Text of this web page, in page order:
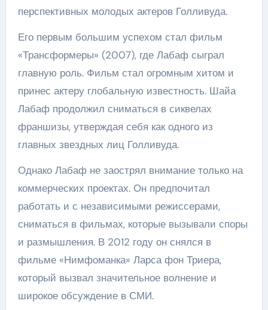
перспективных молодых актеров Голливуда.
Его первым большим успехом стал фильм
«Трансформеры» (2007), где Лабаф сыграл
главную роль. Фильм стал огромным хитом и
принес актеру глобальную известность. Шайа
Лабаф продолжил сниматься в сиквелах
франшизы, утверждая себя как одного из
главных звездных лиц Голливуда.
Однако Лабаф не заострял внимание только на
коммерческих проектах. Он предпочитал
работать и с независимыми режиссерами,
сниматься в фильмах, которые вызывали споры
и размышления. В 2012 году он снялся в
фильме «Нимфоманка» Ларса фон Триера,
который вызвал значительное волнение и
широкое обсуждение в СМИ.